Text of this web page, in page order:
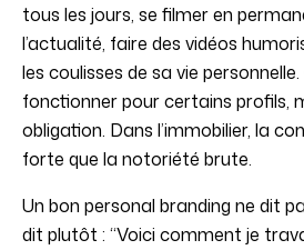
tous les jours, se filmer en
l’actualité, faire des vidéos
les coulisses de sa vie
fonctionner pour certains profils,
obligation. Dans l’immobilier, la
forte que la notoriété brute.
Un bon personal branding ne dit
dit plutôt : “Voici comment je